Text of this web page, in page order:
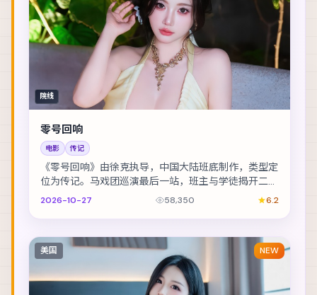
院线
零号回响
电影 传记
《零号回响》由徐克执导，中国大陆班底制作，类型定
位为传记。马戏团巡演最后一站，班主与学徒揭开二十
年前的旧案。主演包括汤唯、刘亦菲、廖凡 等，表演...
2026-10-27 58,350 6.2
美国 NEW